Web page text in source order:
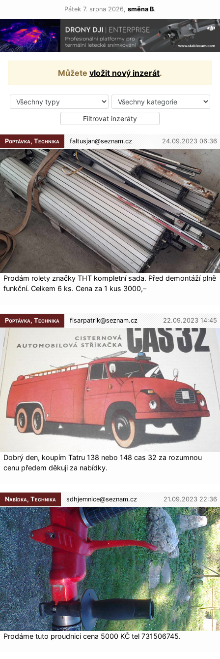
Pátek 7. srpna 2026, směna B.
Můžete vložit nový inzerát.
Poptávka, Technika faltusjan@seznam.cz 24.09.2023 06:36
Prodám rolety značky THT kompletní sada. Před demontáží plně
funkční. Celkem 6 ks. Cena za 1 kus 3000,–
Poptávka, Technika fisarpatrik@seznam.cz 22.09.2023 14:45
Dobrý den, koupím Tatru 138 nebo 148 cas 32 za rozumnou
cenu předem děkuji za nabídky.
Nabídka, Technika sdhjemnice@seznam.cz 21.09.2023 22:36
Prodáme tuto proudnici cena 5000 KČ tel 731506745.